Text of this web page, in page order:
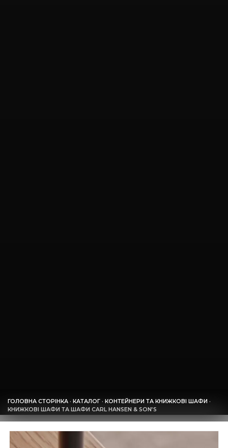
ГОЛОВНА СТОРІНКА · КАТАЛОГ · КОНТЕЙНЕРИ ТА КНИЖКОВІ ШАФИ ·
КНИЖКОВІ ШАФИ ТА ШАФИ CARL HANSEN & SON’S